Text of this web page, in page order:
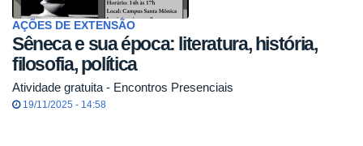
AÇÕES DE EXTENSÃO
Sêneca e sua época: literatura, história,
filosofia, política
Atividade gratuita - Encontros Presenciais
19/11/2025 - 14:58